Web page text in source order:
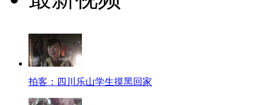
拍客：四川乐山学生摸黑回家